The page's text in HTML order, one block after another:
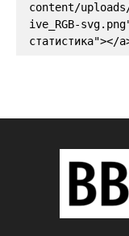
content/
ive_RGB-
статистика"></